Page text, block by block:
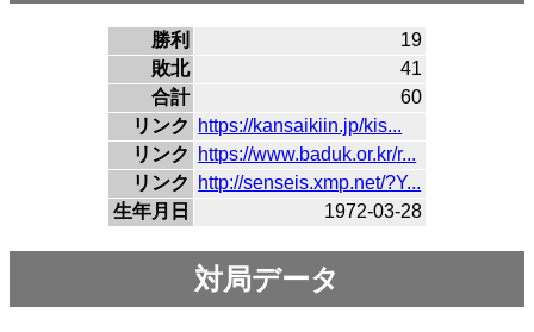
勝利
19
敗北
41
合計
60
リンク
https://kansaikiin.jp/kis...
リンク
https://www.baduk.or.kr/r...
リンク
http://senseis.xmp.net/?Y...
生年月日
1972-03-28
対局データ